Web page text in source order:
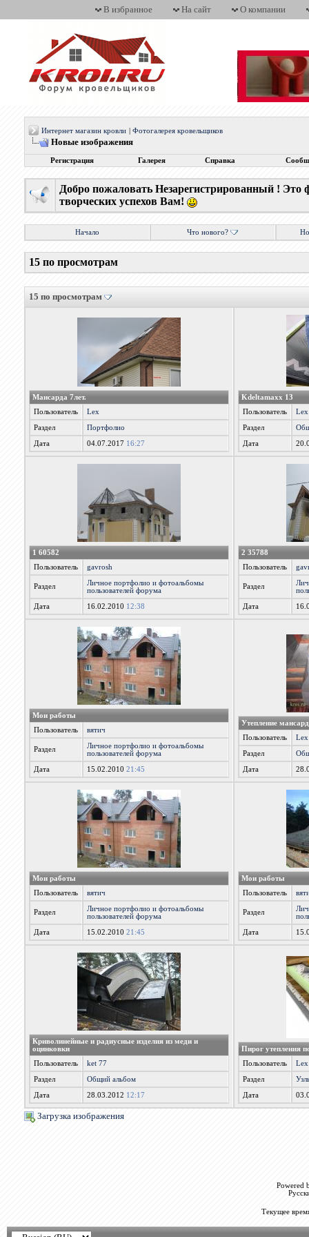
В избранное На сайт О компании
Интернет магазин кровли Фотогалерея кровельщиков
Новые изображения
Регистрация Галерея Справка
Добро пожаловать Незарегистрированный !
творческих успехов Вам!
Начало Что нового?
15 по просмотрам
15 по просмотрам
Мансарда 7лет.
Пользователь
Lex
Раздел Портфолио
Дата 04.07.2017 16:27
Kdeltamaxx 13
Пользователь
Lex
Раздел
Дата
1 60582
Пользователь
gavrosh
Раздел
Личное портфолио и фотоальбомы
пользователей форума
Дата 16.02.2010 12:38
2 35788
Пользователь
Раздел
Дата
Мои работы
Пользователь
вятич
Раздел
Личное портфолио и фотоальбомы
пользователей форума
Дата 15.02.2010 21:45
Утепление
Пользователь
Lex
Раздел
Дата
Мои работы
Пользователь
вятич
Раздел
Личное портфолио и фотоальбомы
пользователей форума
Дата 15.02.2010 21:45
Мои работы
Пользователь
Раздел
Дата
Криволинейные и радиусные изделия из меди и
оцинковки
Пользователь
ket 77
Раздел Общий альбом
Дата 28.03.2012 12:17
Пирог утепления
Пользователь
Lex
Раздел
Дата
Загрузка изображения
Powered
Текущее